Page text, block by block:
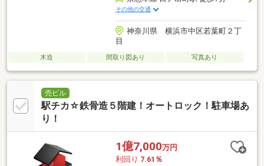
その他の交通
神奈川県 横浜市中区若葉町２丁
目
木造 間取り図あり 写真あり
売ビル
駅チカ☆鉄骨造５階建！オートロック！駐車場あ
り！
1億7,000万円
利回り 7.61％